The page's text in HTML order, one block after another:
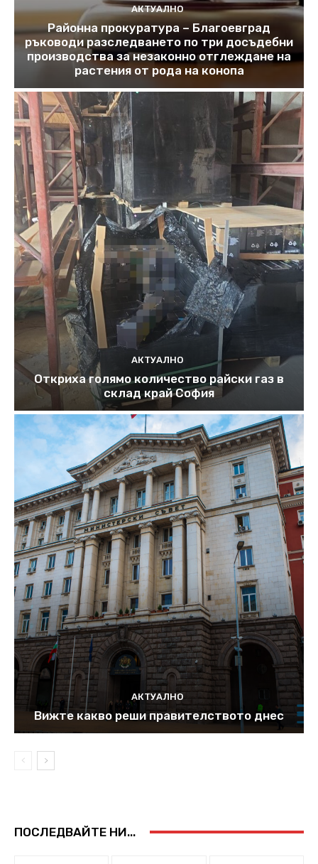
АКТУАЛНО
Районна прокуратура – Благоевград
ръководи разследването по три досъдебни
производства за незаконно отглеждане на
растения от рода на конопа
АКТУАЛНО
Откриха голямо количество райски газ в
склад край София
АКТУАЛНО
Вижте какво реши правителството днес
ПОСЛЕДВАЙТЕ НИ...